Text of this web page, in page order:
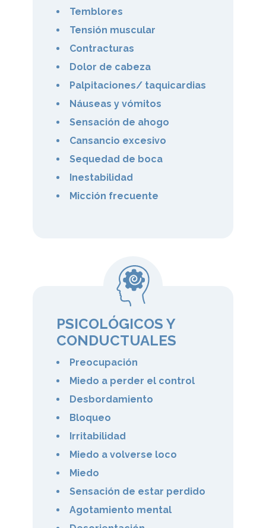
Temblores
Tensión muscular
Contracturas
Dolor de cabeza
Palpitaciones/ taquicardias
Náuseas y vómitos
Sensación de ahogo
Cansancio excesivo
Sequedad de boca
Inestabilidad
Micción frecuente
PSICOLÓGICOS Y
CONDUCTUALES
Preocupación
Miedo a perder el control
Desbordamiento
Bloqueo
Irritabilidad
Miedo a volverse loco
Miedo
Sensación de estar perdido
Agotamiento mental